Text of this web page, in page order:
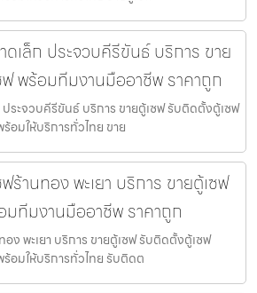
ดเล็ก ประจวบคีรีขันธ์ บริการ ขาย
พร้อมทีมงานมืออาชีพ ราคาถูก
ระจวบคีรีขันธ์ บริการ ขายตู้เซฟ รับติดตั้งตู้เซฟ
มให้บริการทั่วไทย ขาย
ร้านทอง พะเยา บริการ ขายตู้เซฟ
ทีมงานมืออาชีพ ราคาถูก
ง พะเยา บริการ ขายตู้เซฟ รับติดตั้งตู้เซฟ
อมให้บริการทั่วไทย รับติดต